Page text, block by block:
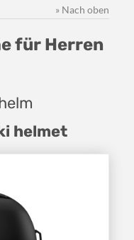
» Nach oben
für Herren
helmet